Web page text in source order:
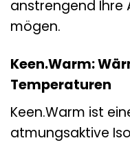
anstrengend Ihre
mögen.
Keen.Warm:
Temperaturen
Keen.Warm ist
atmungsaktive